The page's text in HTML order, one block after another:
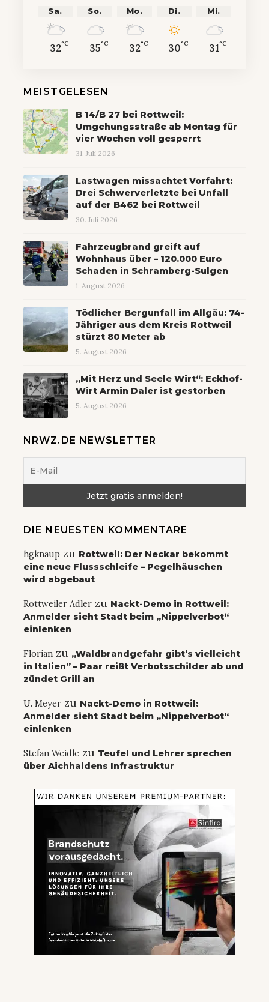
Sa.
32°C
So.
35°C
Mo.
32°C
Di.
30°C
Mi.
31°C
MEISTGELESEN
B 14/B 27 bei Rottweil:
Umgehungsstraße ab Montag für
vier Wochen voll gesperrt
31. Juli 2026
Lastwagen missachtet Vorfahrt:
Drei Schwerverletzte bei Unfall
auf der B462 bei Rottweil
30. Juli 2026
Fahrzeugbrand greift auf
Wohnhaus über – 120.000 Euro
Schaden in Schramberg-Sulgen
1. August 2026
Tödlicher Bergunfall im Allgäu: 74-
Jähriger aus dem Kreis Rottweil
stürzt 80 Meter ab
5. August 2026
„Mit Herz und Seele Wirt“: Eckhof-
Wirt Armin Daler ist gestorben
5. August 2026
NRWZ.DE NEWSLETTER
DIE NEUESTEN KOMMENTARE
hgknaup zu Rottweil: Der Neckar bekommt
eine neue Flussschleife – Pegelhäuschen
wird abgebaut
Rottweiler Adler zu Nackt-Demo in Rottweil:
Anmelder sieht Stadt beim „Nippelverbot“
einlenken
Florian zu „Waldbrandgefahr gibt’s vielleicht
in Italien” – Paar reißt Verbotsschilder ab und
zündet Grill an
U. Meyer zu Nackt-Demo in Rottweil:
Anmelder sieht Stadt beim „Nippelverbot“
einlenken
Stefan Weidle zu Teufel und Lehrer sprechen
über Aichhaldens Infrastruktur